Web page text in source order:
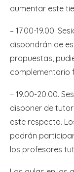
aumentar este
– 17.00-19.00.
dispondrán de
propuestas,
complementario
– 19.00-20.00.
disponer de
este respecto.
podrán
los profesores